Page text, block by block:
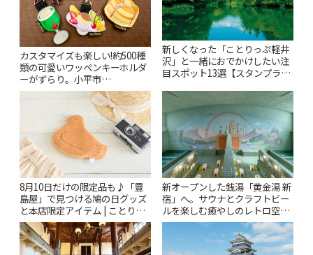
カスタマイズも楽しい!約500種
類の可愛いワッペンキーホルダ
ーがずらり。小平市
「Kimamaya T&K」 | ことりっ
新しくなった「ことりっぷ軽井
沢」と一緒におでかけしたい注
目スポット13選【スタンプラリ
8月10日だけの限定品も♪「豊
島屋」で見つける鳩の日グッズ
と本店限定アイテム | ことりっ
ぷ
新オープンした銭湯「黄金湯 新
宿」へ。サウナとクラフトビー
ルを楽しむ癒やしのレトロ空間
| ことりっぷ